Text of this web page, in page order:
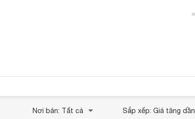
Nơi bán: Tất cả Sắp xếp: Giá tăng dần